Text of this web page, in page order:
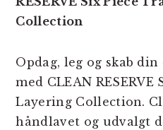
Collection
Opdag, leg og skab
med CLEAN
Layering Collection.
håndlavet og udvalgt